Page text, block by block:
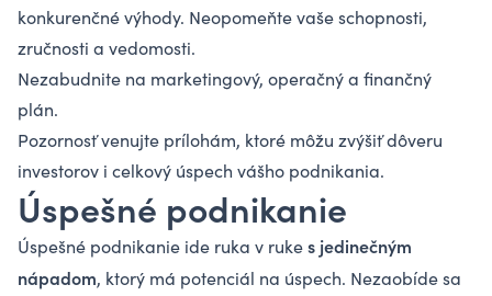
konkurenčné výhody. Neopomeňte vaše schopnosti,
zručnosti a vedomosti.
Nezabudnite na marketingový, operačný a finančný
plán.
Pozornosť venujte prílohám, ktoré môžu zvýšiť dôveru
investorov i celkový úspech vášho podnikania.
Úspešné podnikanie
Úspešné podnikanie ide ruka v rukes jedinečným
nápadom, ktorý má potenciál na úspech. Nezaobíde sa